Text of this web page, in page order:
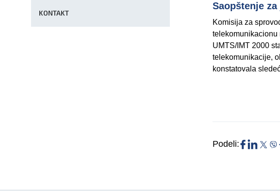
KONTAKT
Saopštenje
Komisija za
telekomunikacionu
UMTS/IMT 2000
telekomunikacije,
konstatovala
Podeli: